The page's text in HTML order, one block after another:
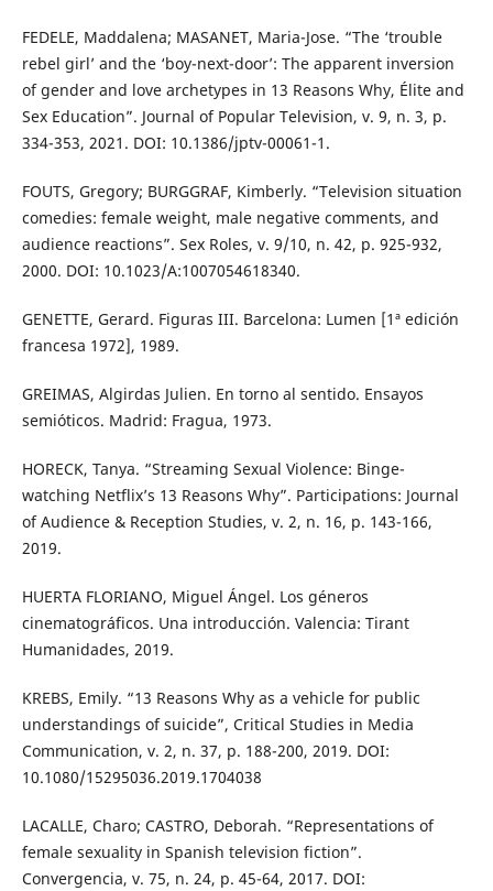
FEDELE, Maddalena; MASANET, Maria-Jose. “The ‘trouble
rebel girl’ and the ‘boy-next-door’: The apparent inversion
of gender and love archetypes in 13 Reasons Why, Élite and
Sex Education”. Journal of Popular Television, v. 9, n. 3, p.
334-353, 2021. DOI: 10.1386/jptv-00061-1.
FOUTS, Gregory; BURGGRAF, Kimberly. “Television situation
comedies: female weight, male negative comments, and
audience reactions”. Sex Roles, v. 9/10, n. 42, p. 925-932,
2000. DOI: 10.1023/A:1007054618340.
GENETTE, Gerard. Figuras III. Barcelona: Lumen [1ª edición
francesa 1972], 1989.
GREIMAS, Algirdas Julien. En torno al sentido. Ensayos
semióticos. Madrid: Fragua, 1973.
HORECK, Tanya. “Streaming Sexual Violence: Binge-
watching Netflix’s 13 Reasons Why”. Participations: Journal
of Audience & Reception Studies, v. 2, n. 16, p. 143-166,
2019.
HUERTA FLORIANO, Miguel Ángel. Los géneros
cinematográficos. Una introducción. Valencia: Tirant
Humanidades, 2019.
KREBS, Emily. “13 Reasons Why as a vehicle for public
understandings of suicide”, Critical Studies in Media
Communication, v. 2, n. 37, p. 188-200, 2019. DOI:
10.1080/15295036.2019.1704038
LACALLE, Charo; CASTRO, Deborah. “Representations of
female sexuality in Spanish television fiction”.
Convergencia, v. 75, n. 24, p. 45-64, 2017. DOI: